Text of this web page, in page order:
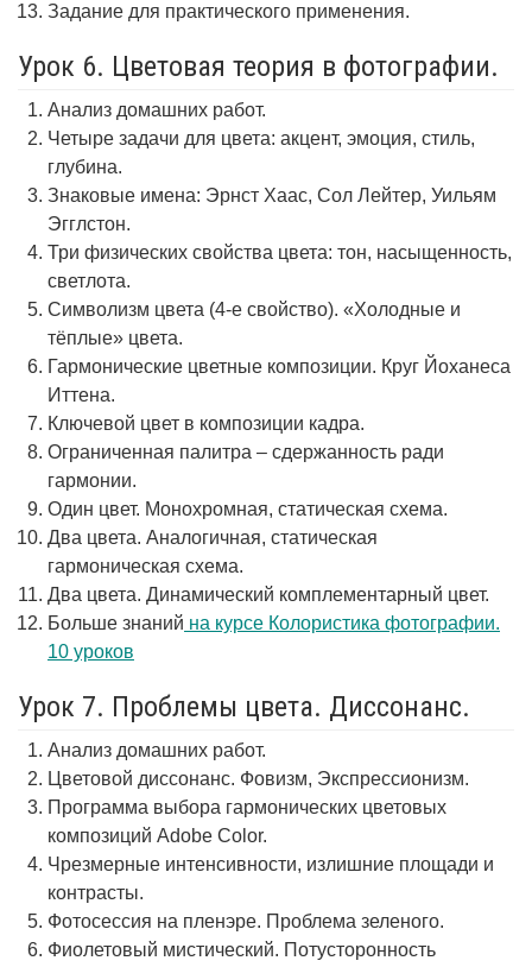
Задание для практического применения.
Урок 6. Цветовая теория в фотографии.
Анализ домашних работ.
Четыре задачи для цвета: акцент, эмоция, стиль,
глубина.
Знаковые имена: Эрнст Хаас, Сол Лейтер, Уильям
Эгглстон.
Три физических свойства цвета: тон, насыщенность,
светлота.
Символизм цвета (4-е свойство). «Холодные и
тёплые» цвета.
Гармонические цветные композиции. Круг Йоханеса
Иттена.
Ключевой цвет в композиции кадра.
Ограниченная палитра – сдержанность ради
гармонии.
Один цвет. Монохромная, статическая схема.
Два цвета. Аналогичная, статическая
гармоническая схема.
Два цвета. Динамический комплементарный цвет.
Больше знаний на курсе Колористика фотографии.
10 уроков
Урок 7. Проблемы цвета. Диссонанс.
Анализ домашних работ.
Цветовой диссонанс. Фовизм, Экспрессионизм.
Программа выбора гармонических цветовых
композиций Adobe Color.
Чрезмерные интенсивности, излишние площади и
контрасты.
Фотосессия на пленэре. Проблема зеленого.
Фиолетовый мистический. Потусторонность